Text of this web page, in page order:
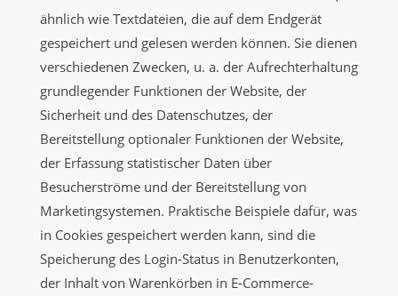
ähnlich wie Textdateien, die auf dem Endgerät
gespeichert und gelesen werden können. Sie dienen
verschiedenen Zwecken, u. a. der Aufrechterhaltung
grundlegender Funktionen der Website, der
Sicherheit und des Datenschutzes, der
Bereitstellung optionaler Funktionen der Website,
der Erfassung statistischer Daten über
Besucherströme und der Bereitstellung von
Marketingsystemen. Praktische Beispiele dafür, was
in Cookies gespeichert werden kann, sind die
Speicherung des Login-Status in Benutzerkonten,
der Inhalt von Warenkörben in E-Commerce-